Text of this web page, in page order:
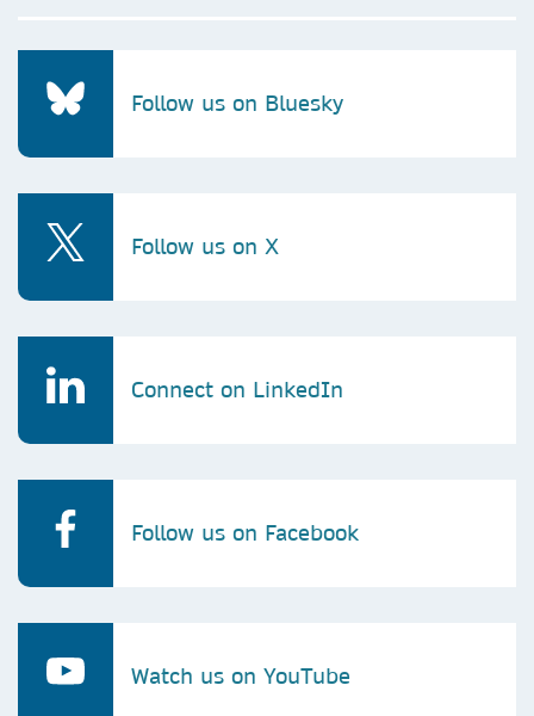
Follow us on Bluesky
Follow us on X
Connect on LinkedIn
Follow us on Facebook
Watch us on YouTube